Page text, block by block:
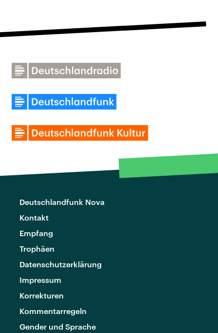
Deutschlandfunk Nova
Kontakt
Empfang
Trophäen
Datenschutzerklärung
Impressum
Korrekturen
Kommentarregeln
Gender und Sprache